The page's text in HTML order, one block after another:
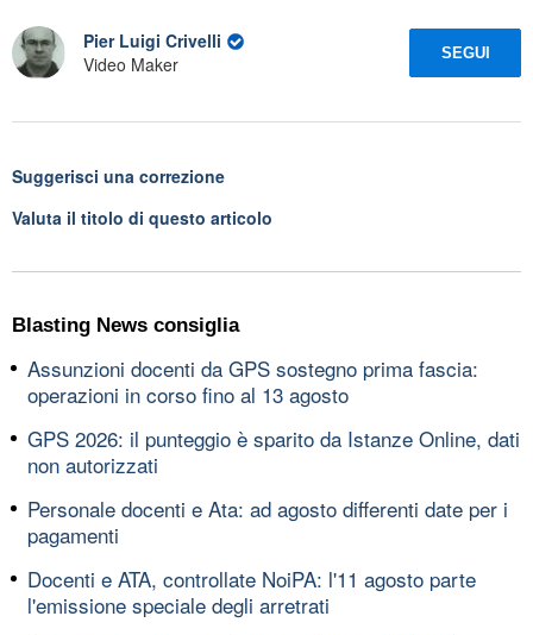
Pier Luigi Crivelli
Video Maker
SEGUI
Suggerisci una correzione
Valuta il titolo di questo articolo
Blasting News consiglia
Assunzioni docenti da GPS sostegno prima fascia:
operazioni in corso fino al 13 agosto
GPS 2026: il punteggio è sparito da Istanze Online, dati
non autorizzati
Personale docenti e Ata: ad agosto differenti date per i
pagamenti
Docenti e ATA, controllate NoiPA: l'11 agosto parte
l'emissione speciale degli arretrati